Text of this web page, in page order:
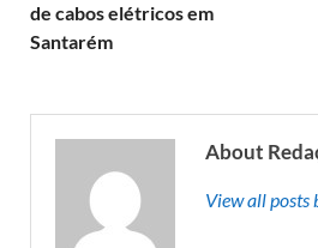
de cabos elétricos em
Santarém
About
View all posts